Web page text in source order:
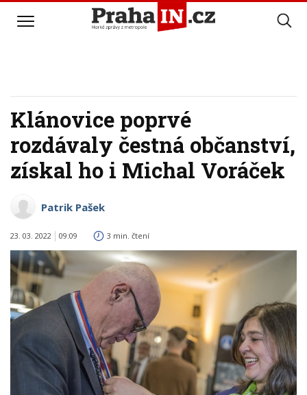
Klánovice poprvé
rozdávaly čestná občanství,
získal ho i Michal Voráček
Patrik Pašek
23. 03. 2022 09:09 3 min. čtení